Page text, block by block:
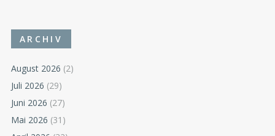
ARCHIV
August 2026 (2)
Juli 2026 (29)
Juni 2026 (27)
Mai 2026 (31)